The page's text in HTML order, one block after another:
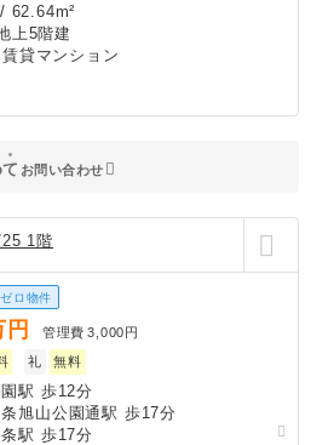
/ 62.64m²
上5階建
貸マンション
て お問い合わせ
1階
ロ物件
円 管理費 3,000円
礼 無料
駅 歩12分
旭山公園通駅 歩17分
駅 歩17分